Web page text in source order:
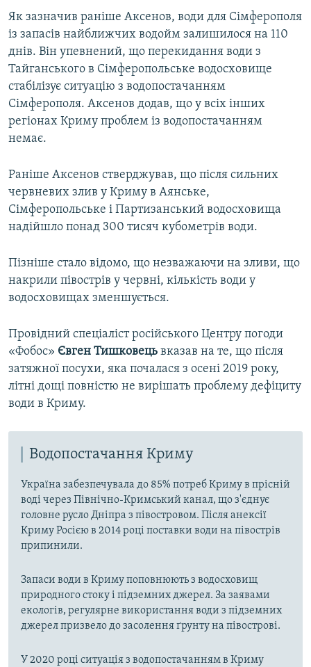
Як зазначив раніше Аксенов, води для Сімферополя
із запасів найближчих водойм залишилося на 110
днів. Він упевнений, що перекидання води з
Тайганського в Сімферопольське водосховище
стабілізує ситуацію з водопостачанням
Сімферополя. Аксенов додав, що у всіх інших
регіонах Криму проблем із водопостачанням
немає.
Раніше Аксенов стверджував, що після сильних
червневих злив у Криму в Аянське,
Сімферопольське і Партизанський водосховища
надійшло понад 300 тисяч кубометрів води.
Пізніше стало відомо, що незважаючи на зливи, що
накрили півострів у червні, кількість води у
водосховищах зменшується.
Провідний спеціаліст російського Центру погоди
«Фобос» Євген Тишковець вказав на те, що після
затяжної посухи, яка почалася з осені 2019 року,
літні дощі повністю не вирішать проблему дефіциту
води в Криму.
Водопостачання Криму
Україна забезпечувала до 85% потреб Криму в прісній
воді через Північно-Кримський канал, що з'єднує
головне русло Дніпра з півостровом. Після анексії
Криму Росією в 2014 році поставки води на півострів
припинили.
Запаси води в Криму поповнюють з водосховищ
природного стоку і підземних джерел. За заявами
екологів, регулярне використання води з підземних
джерел призвело до засолення ґрунту на півострові.
У 2020 році ситуація з водопостачанням в Криму